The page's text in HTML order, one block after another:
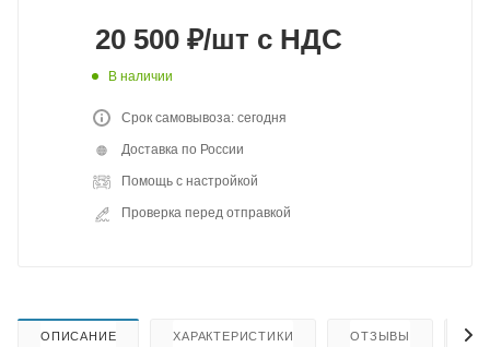
20 500 ₽/шт с НДС
В наличии
Срок самовывоза: сегодня
Доставка по России
Помощь с настройкой
Проверка перед отправкой
ОПИСАНИЕ ХАРАКТЕРИСТИКИ ОТЗЫВЫ